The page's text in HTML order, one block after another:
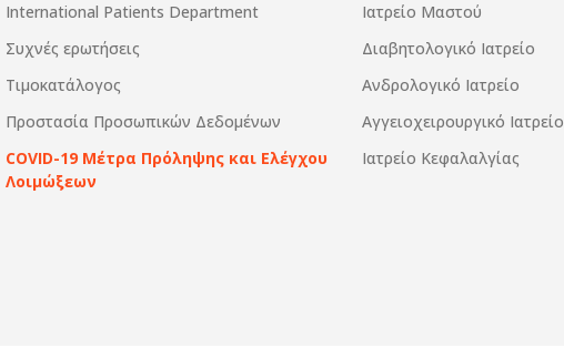
International Patients Department
Συχνές ερωτήσεις
Τιμοκατάλογος
Προστασία Προσωπικών Δεδομένων
COVID-19 Μέτρα Πρόληψης και Ελέγχου
Λοιμώξεων
Ιατρείο Μαστού
Διαβητολογικό Ιατρείο
Ανδρολογικό Ιατρείο
Αγγειοχειρουργικό Ιατρείο
Ιατρείο Κεφαλαλγίας